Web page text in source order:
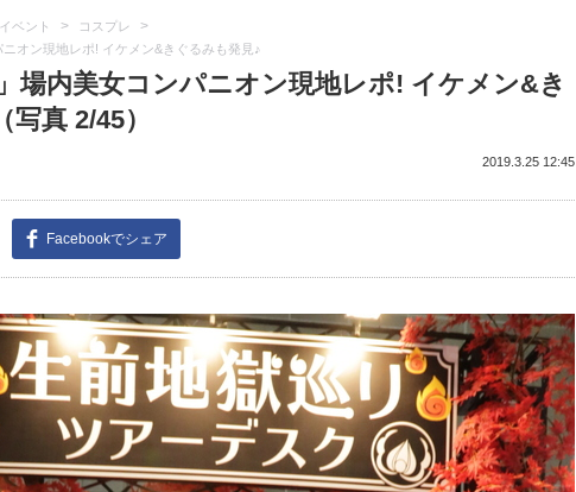
ベント > コスプレ >
ニオン現地レポ! イケメン&きぐるみも発見♪
場内美女コンパニオン現地レポ! イケメン&き
真 2/45）
2019.3.25 12:45
Facebookでシェア